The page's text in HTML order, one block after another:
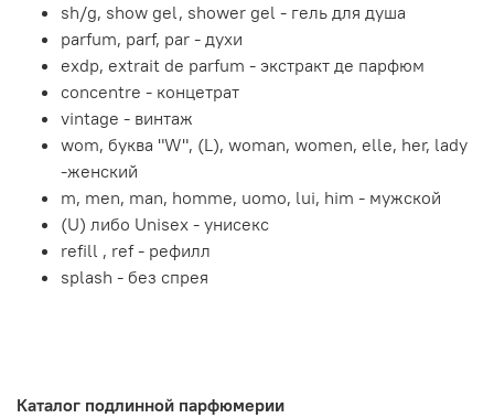
sh/g, show gel, shower gel - гель для душа
parfum, parf, par - духи
exdp, extrait de parfum - экстракт де парфюм
concentre - концетрат
vintage - винтаж
wom, буква "W", (L), woman, women, elle, her, lady
-женский
m, men, man, homme, uomo, lui, him - мужской
(U) либо Unisex - унисекс
refill , ref - рефилл
splash - без спрея
Каталог подлинной парфюмерии